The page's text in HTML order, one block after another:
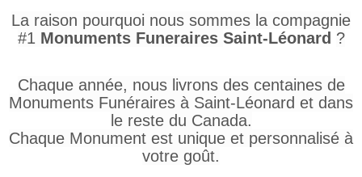
La raison pourquoi nous sommes la compagnie
#1 Monuments Funeraires Saint-Léonard ?
Chaque année, nous livrons des centaines de
Monuments Funéraires à Saint-Léonard et dans
le reste du Canada.
Chaque Monument est unique et personnalisé à
votre goût.